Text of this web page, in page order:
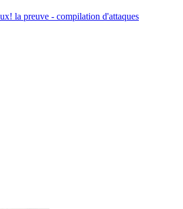
la preuve - compilation d'attaques